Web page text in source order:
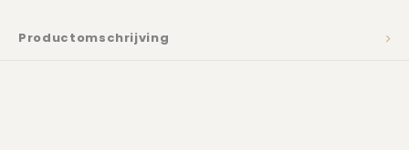
Productomschrijving